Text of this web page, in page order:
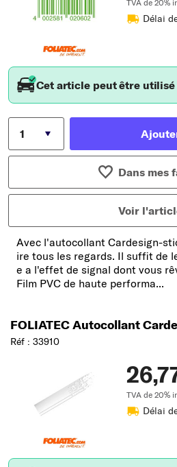
TVA de 20%
Délai
Cet article peut être
Dans mes
Voir
Avec l'autocollant Cardesign-
ire tous les regards. Il suffit de
e a l'effet de signal dont vous
Film PVC de haute performa...
FOLIATEC Autocollant
Réf : 33910
TVA de 20%
Délai